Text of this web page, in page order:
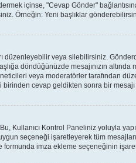
içinse, "Cevap Gönder"
Örneğin: Yeni başlıklar
düzenleyebilir veya silebilirsiniz.
döndüğünüzde mesajınızın
veya moderatörler tarafından
cevap geldikten sonra bir mesajı
Kullanıcı Kontrol Paneliniz yoluyla
seçeneği işaretleyerek tüm
imza ekleme seçeneğinin